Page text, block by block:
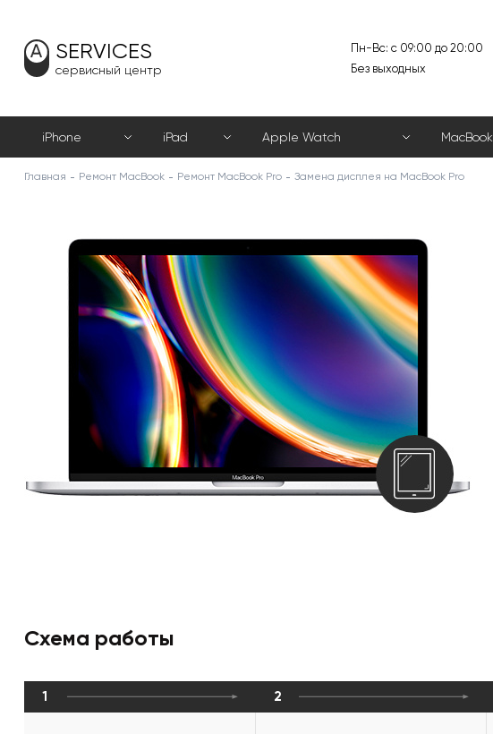
SERVICES
сервисный центр
Пн-Вс: с 09:00 до 20:00
Без выходных
iPhone iPad Apple Watch MacBook
Главная Ремонт MacBook Ремонт MacBook Pro Замена дисплея на MacBook Pro
Схема работы
1 2